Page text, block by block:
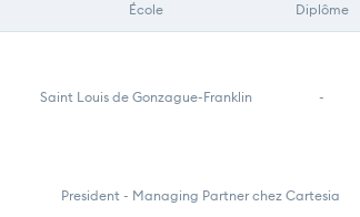
École Diplôme
Saint Louis de Gonzague-Franklin -
President - Managing Partner chez Cartesia